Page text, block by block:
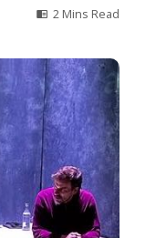
2 Mins Read